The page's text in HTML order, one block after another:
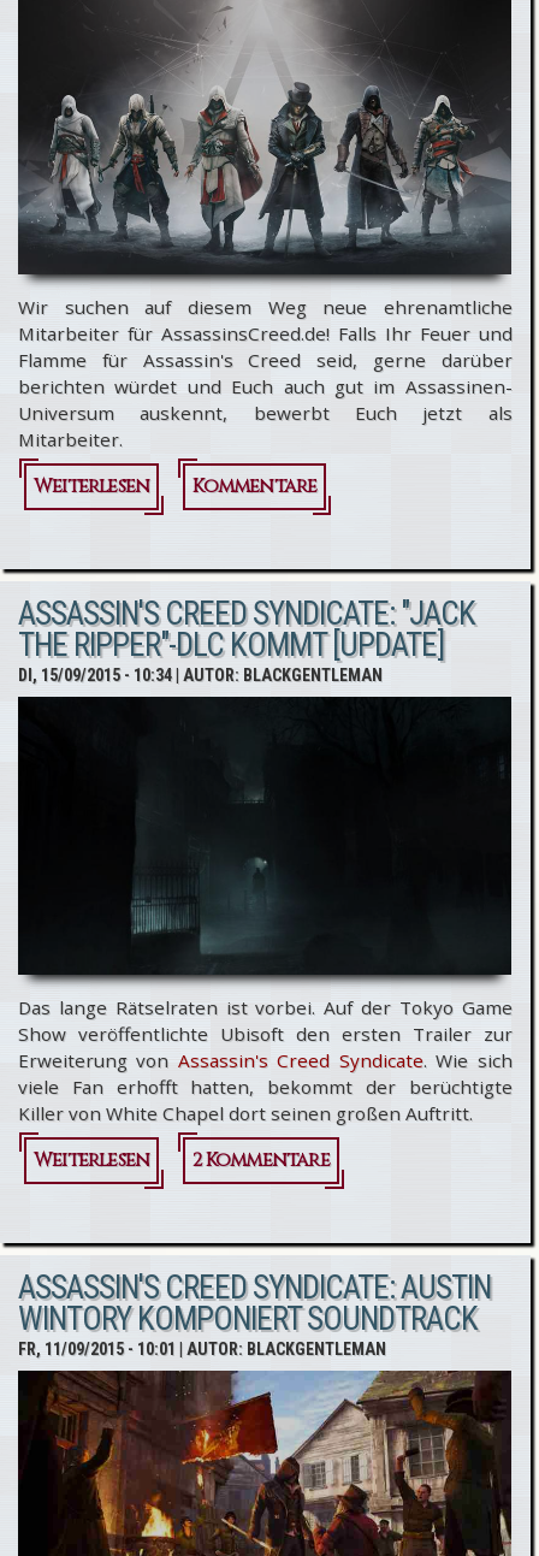
Zwillinge
Wir suchen auf diesem Weg neue ehrenamtliche
Mitarbeiter für AssassinsCreed.de! Falls Ihr Feuer und
Flamme für Assassin's Creed seid, gerne darüber
berichten würdet und Euch auch gut im Assassinen-
Universum auskennt, bewerbt Euch jetzt als
Mitarbeiter.
Weiterlesen
über
Redakteure
gesucht
Kommentare
ASSASSIN'S CREED SYNDICATE: "JACK
THE RIPPER"-DLC KOMMT [UPDATE]
DI, 15/09/2015 - 10:34| AUTOR: BLACKGENTLEMAN
Das lange Rätselraten ist vorbei. Auf der Tokyo Game
Show veröffentlichte Ubisoft den ersten Trailer zur
Erweiterung von Assassin's Creed Syndicate. Wie sich
viele Fan erhofft hatten, bekommt der berüchtigte
Killer von White Chapel dort seinen großen Auftritt.
Weiterlesen
über
Creed
Syndicate:
"Jack the
Ripper"-
DLC
kommt
[Update]
2 Kommentare
ASSASSIN'S CREED SYNDICATE: AUSTIN
WINTORY KOMPONIERT SOUNDTRACK
FR, 11/09/2015 - 10:01 | AUTOR: BLACKGENTLEMAN